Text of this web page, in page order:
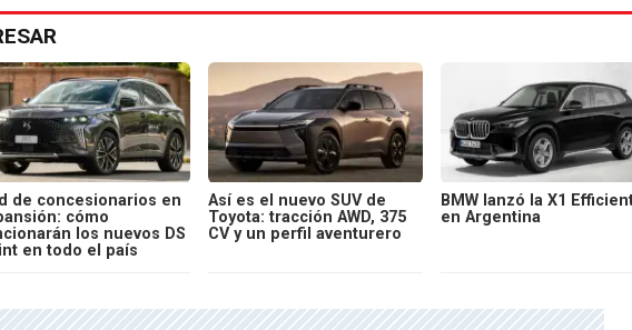
de concesionarios en
cómo
los nuevos DS
en todo el país
Así es el nuevo SUV de
Toyota: tracción AWD, 375
CV y un perfil aventurero
BMW lanzó la X1
en Argentina